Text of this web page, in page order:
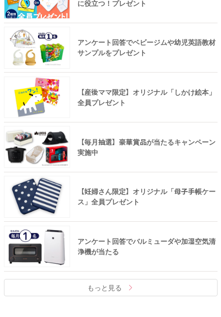
に役立つ！プレゼント
アンケート回答でベビージムや幼児英語教材
サンプルをプレゼント
【産後ママ限定】オリジナル「しかけ絵本」
全員プレゼント
【毎月抽選】豪華賞品が当たるキャンペーン
実施中
【妊婦さん限定】オリジナル「母子手帳ケー
ス」全員プレゼント
アンケート回答でバルミューダや加湿空気清
浄機が当たる
もっと見る